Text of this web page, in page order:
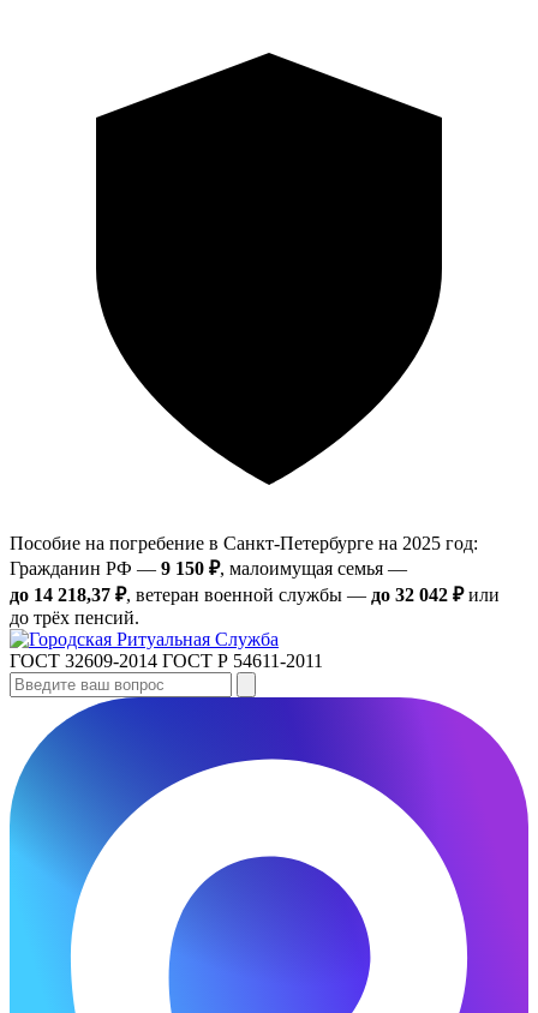
Пособие на погребение в Санкт‑Петербурге на 2025 год:
Гражданин РФ — 9 150 ₽, малоимущая семья —
до 14 218,37 ₽, ветеран военной службы — до 32 042 ₽или
до трёх пенсий.
ГОСТ 32609-2014 ГОСТ Р 54611-2011